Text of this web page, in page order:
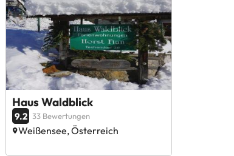
Haus Waldblick
9.2 33 Bewertungen
Weißensee, Österreich